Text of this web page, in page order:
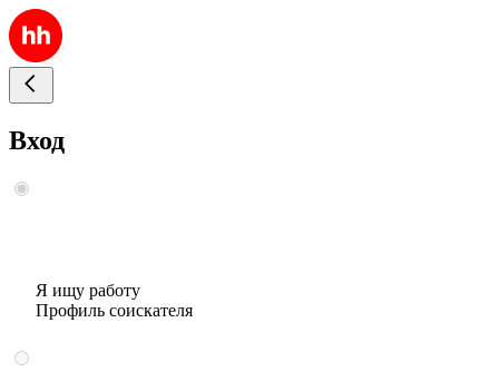
Вход
Я ищу работу
Профиль соискателя